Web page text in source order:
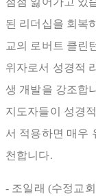
된 리더십을 회복
교의 로버트 클린
위자로서 성경적
생 개발을 강조합
지도자들이 성경
서 적용하면 매우
천합니다.
- 조일래 (수정교